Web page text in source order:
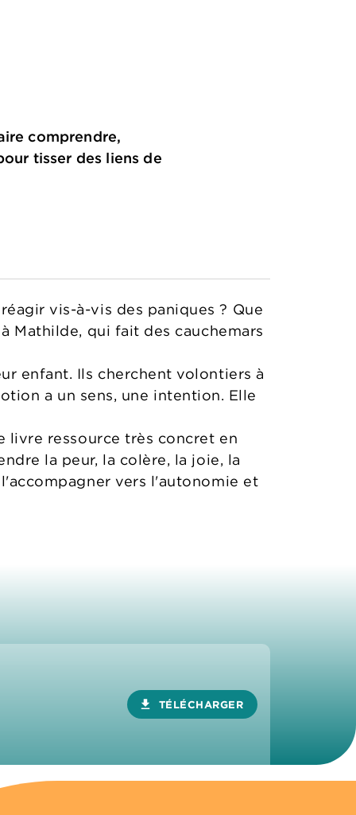
comprendre,
tisser des liens de
vis-à-vis des paniques ? Que
Mathilde, qui fait des cauchemars
enfant. Ils cherchent volontiers à
a un sens, une intention. Elle
livre ressource très concret en
la peur, la colère, la joie, la
vers l'autonomie et
download TÉLÉCHARGER